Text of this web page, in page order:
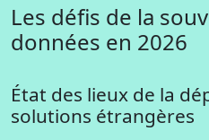
Les défis de la
données en 2026
État des lieux de la
solutions étrangères